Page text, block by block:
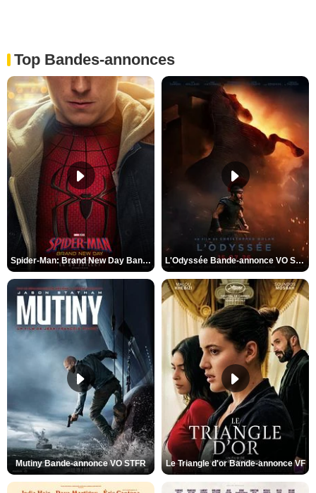
Top Bandes-annonces
Spider-Man: Brand New Day Bande-annonce VO STFR L'Odyssée Bande-annonce VO STFR
Mutiny Bande-annonce VO STFR Le Triangle d'or Bande-annonce VF